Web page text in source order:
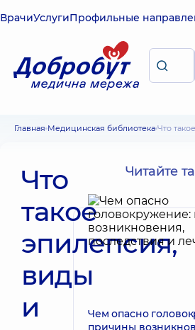
ВрачиУслугиПрофильные
Главная Медицинская библиотека Что такое эпилепсия,
Что
такое
эпилепсия,
виды
и
Читайте
Чем опасно
причины